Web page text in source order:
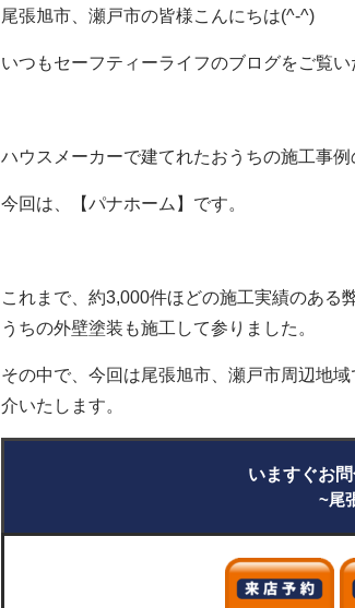
尾張旭市、瀬戸市の皆様こんにちは(^-^)
いつもセーフティーライフのブログをご覧
ハウスメーカーで建てれたおうちの施工事例
今回は、【パナホーム】です。
これまで、約3,000件ほどの施工実績のある
うちの外壁塗装も施工して参りました。
その中で、今回は尾張旭市、瀬戸市周辺地
介いたします。
いますぐお
~尾